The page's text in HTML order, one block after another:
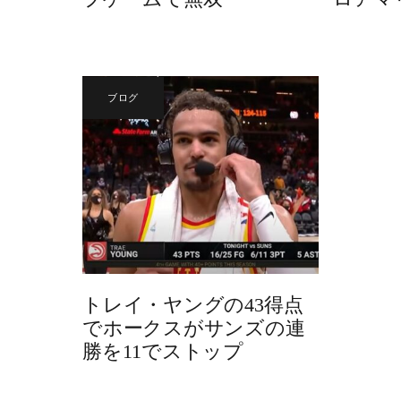
ブログ
トレイ・ヤングの43得点
でホークスがサンズの連
勝を11でストップ